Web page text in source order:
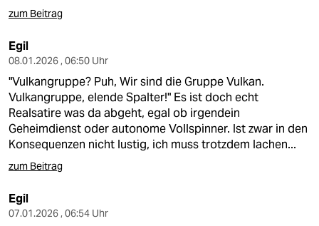
zum Beitrag
Egil
08.01.2026 , 06:50 Uhr
"Vulkangruppe? Puh, Wir sind die Gruppe Vulkan.
Vulkangruppe, elende Spalter!" Es ist doch echt
Realsatire was da abgeht, egal ob irgendein
Geheimdienst oder autonome Vollspinner. Ist zwar in den
Konsequenzen nicht lustig, ich muss trotzdem lachen...
zum Beitrag
Egil
07.01.2026 , 06:54 Uhr